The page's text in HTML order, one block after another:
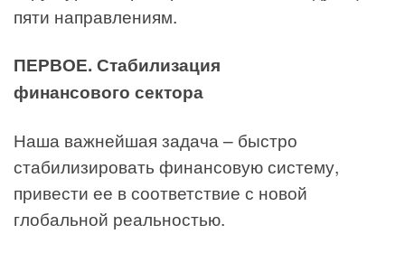
пяти направлениям.
ПЕРВОЕ. Стабилизация
финансового сектора
Наша важнейшая задача – быстро
стабилизировать финансовую систему,
привести ее в соответствие с новой
глобальной реальностью.